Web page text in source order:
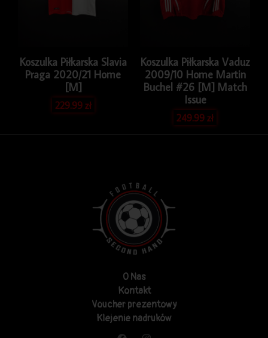
Koszulka Piłkarska Slavia
Praga 2020/21 Home
[M]
229.99zł
Koszulka Piłkarska Vaduz
2009/10 Home Martin
Buchel #26 [M] Match
Issue
249.99zł
O Nas
Kontakt
Voucher prezentowy
Klejenie nadruków